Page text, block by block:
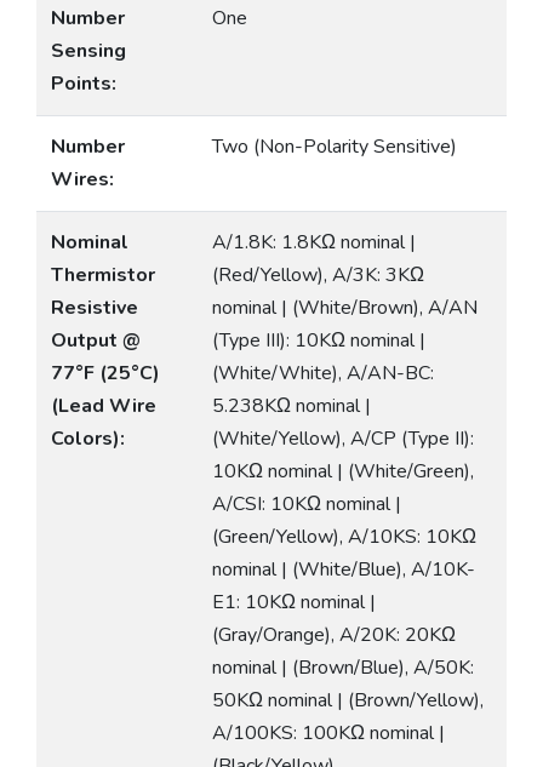
Number
Sensing
Points:
One
Number
Wires:
Two (Non-Polarity Sensitive)
Nominal
Thermistor
Resistive
Output @
77°F (25°C)
(Lead Wire
Colors):
A/1.8K: 1.8KΩ nominal |
(Red/Yellow), A/3K: 3KΩ
nominal | (White/Brown), A/AN
(Type III): 10KΩ nominal |
(White/White), A/AN-BC:
5.238KΩ nominal |
(White/Yellow), A/CP (Type II):
10KΩ nominal | (White/Green),
A/CSI: 10KΩ nominal |
(Green/Yellow), A/10KS: 10KΩ
nominal | (White/Blue), A/10K-
E1: 10KΩ nominal |
(Gray/Orange), A/20K: 20KΩ
nominal | (Brown/Blue), A/50K:
50KΩ nominal | (Brown/Yellow),
A/100KS: 100KΩ nominal |